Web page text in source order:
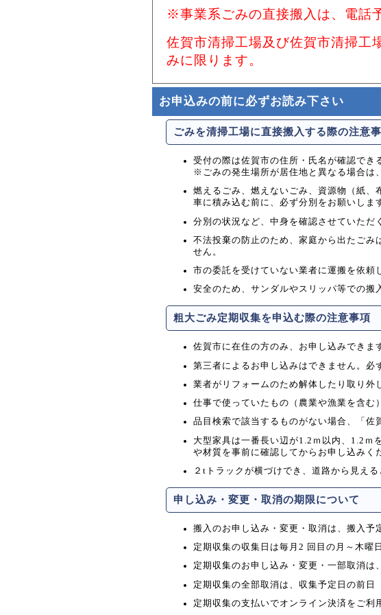
※事業系ごみの直接搬入は、電話
佐賀市清掃工場及び佐賀市清掃工
みに限ります。
お申込みの前に必ずお読み下さい
ごみを清掃工場に直接搬入する際の注意
受付の際は佐賀市の住所・氏名が確認でき
※ごみの発生場所が居住地と異なる場合は
燃えるごみ、燃えないごみ、資源物（紙、
車に積み込む前に、必ず分別をお願いしま
分別の状況など、中身を確認させていただ
不法投棄の防止のため、家庭から出たごみ
せん。
市の委託を受けていない業者に運搬を依頼
安全のため、サンダルやスリッパ等での搬
粗大ごみ定期収集を申込む際の注意事項
佐賀市に在住の方のみ、お申し込みできま
第三者によるお申し込みはできません。必
業者がリフォームのため解体したり取り外
仕事で使っていたもの（農業や漁業を含む
品目検索で該当するものがない場合、「佐
大型家具は一番長い辺が1.2ｍ以内、1.2ｍ
や材質を事前に確認してからお申し込みく
２tトラックが横づけでき、道路から見え
申し込み・変更・取消の期限について
搬入のお申し込み・変更・取消は、搬入予
定期収集の収集日は毎月2 回目の月～木曜
定期収集のお申し込み・変更・一部取消は
定期収集の全部取消は、収集予定日の前日
定期収集の支払いでオンライン決済をご利